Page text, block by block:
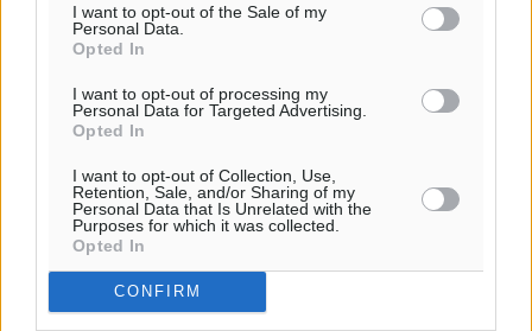
I want to opt-out of the Sale of my
Personal Data.
Opted In
I want to opt-out of processing my
Personal Data for Targeted Advertising.
Opted In
I want to opt-out of Collection, Use,
Retention, Sale, and/or Sharing of my
Personal Data that Is Unrelated with the
Purposes for which it was collected.
Opted In
CONFIRM
Κάηκαν ζωντανά τέσσερα σκυλιά στον
Αρχάγγελο- Παρανάλωμα του πυρός
μια πρόχειρη κατασκευή και ο χώρος